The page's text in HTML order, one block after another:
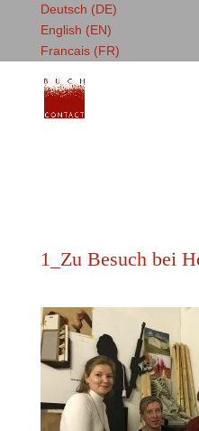
Deutsch (DE)
English (EN)
Francais (FR)
1_Zu Besuch bei